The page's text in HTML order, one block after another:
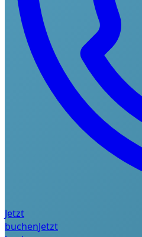
Jetzt
buchenJetzt